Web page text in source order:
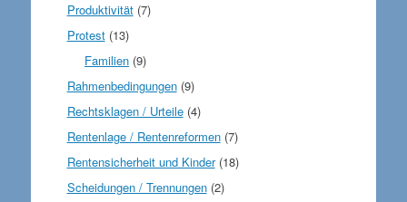
Produktivität(7)
Protest(13)
Familien (9)
Rahmenbedingungen(9)
Rechtsklagen / Urteile(4)
Rentenlage / Rentenreformen(7)
Rentensicherheit und Kinder(18)
Scheidungen / Trennungen(2)